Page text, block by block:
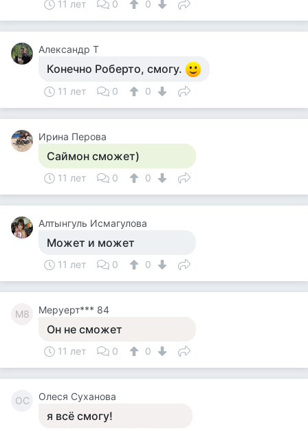
11 лет 0 0
Александр Т
Конечно Роберто, смогу.
11 лет 0 0
Ирина Перова
Саймон сможет)
11 лет 0 0
Алтынгуль Исмагулова
Может и может
11 лет 0 0
М8 Меруерт*** 84
Он не сможет
11 лет 0 0
ОС Олеся Суханова
я всё смогу!